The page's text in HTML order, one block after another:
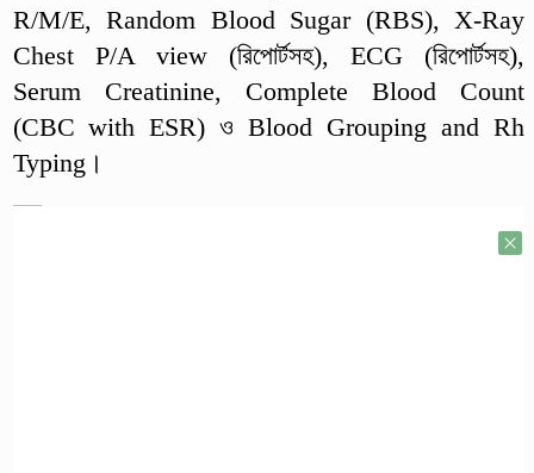
R/M/E, Random Blood Sugar (RBS), X-Ray
Chest P/A view (রিপোর্টসহ), ECG (রিপোর্টসহ),
Serum Creatinine, Complete Blood Count
(CBC with ESR) ও Blood Grouping and Rh
Typing।